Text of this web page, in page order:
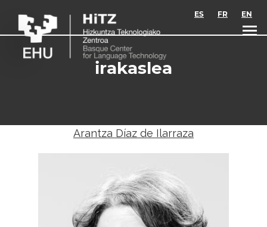
ES FR EN
irakaslea
Arantza Díaz de Ilarraza